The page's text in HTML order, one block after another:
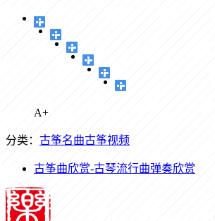
A+
分类： 古筝名曲古筝视频
古筝曲欣赏-古琴流行曲弹奏欣赏